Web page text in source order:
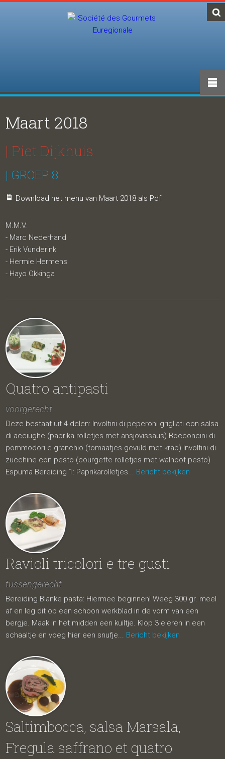
Maart 2018
| Piet Dijkhuis
| GROEP 8
Download het menu van Maart 2018 als Pdf
M.M.V.
- Marc Nederhand
- Erik Vunderink
- Hermie Hermens
- Hayo Okkinga
Quatro antipasti
voorgerecht
Deze bestaat uit 4 delen: Involtini di peperoni grigliati con salsa
di acciughe (paprika rolletjes met ansjovissaus) Bocconcini di
pommodori e granchio (tomaatjes gevuld met krab) Involtini di
zucchine con pesto (courgette rolletjes met walnoot pesto)
Espuma Bereiding 1: Paprikarolletjes... Bericht bekijken
Ravioli tricolori e tre gusti
tussengerecht
Bereiding Blanke pasta: Hiermee beginnen! Weeg 300 gr. meel
af en leg dit op een schoon werkblad in de vorm van een
bergje. Maak in het midden een kuiltje. Klop 3 eieren in een
schaaltje en voeg hier een snufje... Bericht bekijken
Saltimbocca, salsa Marsala,
Fregula saffrano et quatro